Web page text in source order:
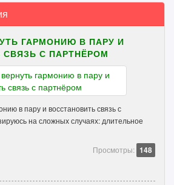
ГАРМОНИЮ В ПАРУ И
С ПАРТНЁРОМ
в пару и восстановить связь с
на сложных случаях: длительное
Просмотры: 148